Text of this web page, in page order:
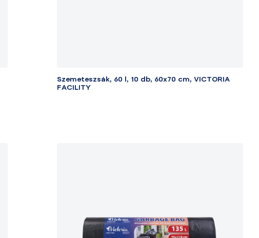
Szemeteszsák, 60 l, 10 db, 60x70 cm, VICTORIA
FACILITY